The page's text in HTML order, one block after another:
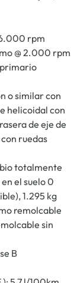
6.000 rpm
@ 2.000 rpm
o similar con
helicoidal con
de eje de
ruedas
totalmente
el suelo 0
1.295 kg
remolcable
sin
B